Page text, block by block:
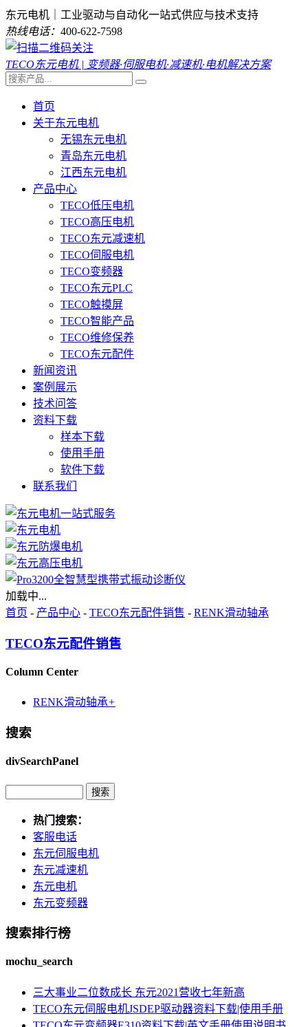
东元电机｜工业驱动与自动化一站式供应与技术支持
热线电话： 400-622-7598
TECO东元电机 | 变频器·伺服电机·减速机·电机解决方案
首页
关于东元电机
无锡东元电机
青岛东元电机
江西东元电机
产品中心
TECO低压电机
TECO高压电机
TECO东元减速机
TECO伺服电机
TECO变频器
TECO东元PLC
TECO触摸屏
TECO智能产品
TECO维修保养
TECO东元配件
新闻资讯
案例展示
技术问答
资料下载
样本下载
使用手册
软件下载
联系我们
加载中...
首页 - 产品中心 - TECO东元配件销售 - RENK滑动轴承
TECO东元配件销售
Column Center
RENK滑动轴承+
搜索
divSearchPanel
热门搜索：
客服电话
东元伺服电机
东元减速机
东元电机
东元变频器
搜索排行榜
mochu_search
三大事业二位数成长 东元2021营收七年新高
TECO东元伺服电机JSDEP驱动器资料下载|使用手册